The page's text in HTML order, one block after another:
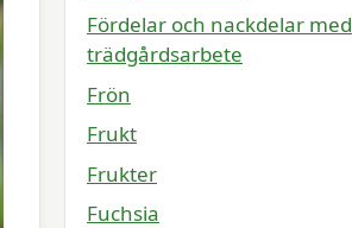
Fördelar och nackdelar med
trädgårdsarbete
Frön
Frukt
Frukter
Fuchsia